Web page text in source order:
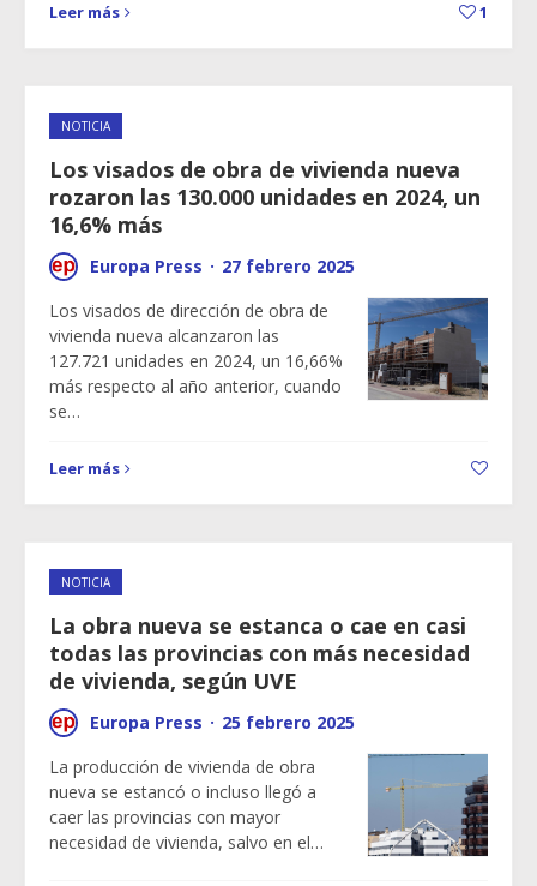
Leer más 1
NOTICIA
Los visados de obra de vivienda nueva
rozaron las 130.000 unidades en 2024, un
16,6% más
Europa Press · 27 febrero 2025
Los visados de dirección de obra de
vivienda nueva alcanzaron las
127.721 unidades en 2024, un 16,66%
más respecto al año anterior, cuando
se…
Leer más
NOTICIA
La obra nueva se estanca o cae en casi
todas las provincias con más necesidad
de vivienda, según UVE
Europa Press · 25 febrero 2025
La producción de vivienda de obra
nueva se estancó o incluso llegó a
caer las provincias con mayor
necesidad de vivienda, salvo en el…